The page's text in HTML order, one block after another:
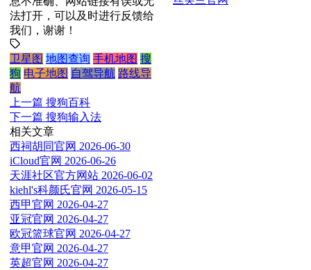
法打开，可以及时进行反馈给
我们，谢谢！
卫星图 地图查询 手机地图 搜
狗 电子地图 自驾导航 路线导
航
上一篇 搜狗百科
下一篇 搜狗输入法
相关文章
西祠胡同官网 2026-06-30
iCloud官网 2026-06-26
天涯社区官方网站 2026-06-02
kiehl's科颜氏官网 2026-05-15
西甲官网 2026-04-27
亚冠官网 2026-04-27
欧冠篮球官网 2026-04-27
意甲官网 2026-04-27
英超官网 2026-04-27